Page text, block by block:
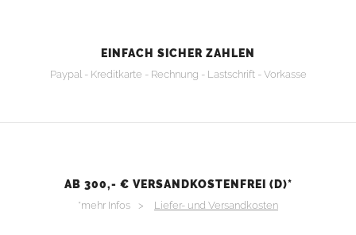
EINFACH SICHER ZAHLEN
Paypal - Kreditkarte - Rechnung - Lastschrift - Vorkasse
AB 300,- € VERSANDKOSTENFREI (D)*
*mehr Infos > Liefer- und Versandkosten